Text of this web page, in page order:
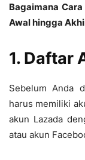
Bagaimana
Awal hingga
1. Daftar
Sebelum Anda
harus memiliki
akun Lazada
atau akun